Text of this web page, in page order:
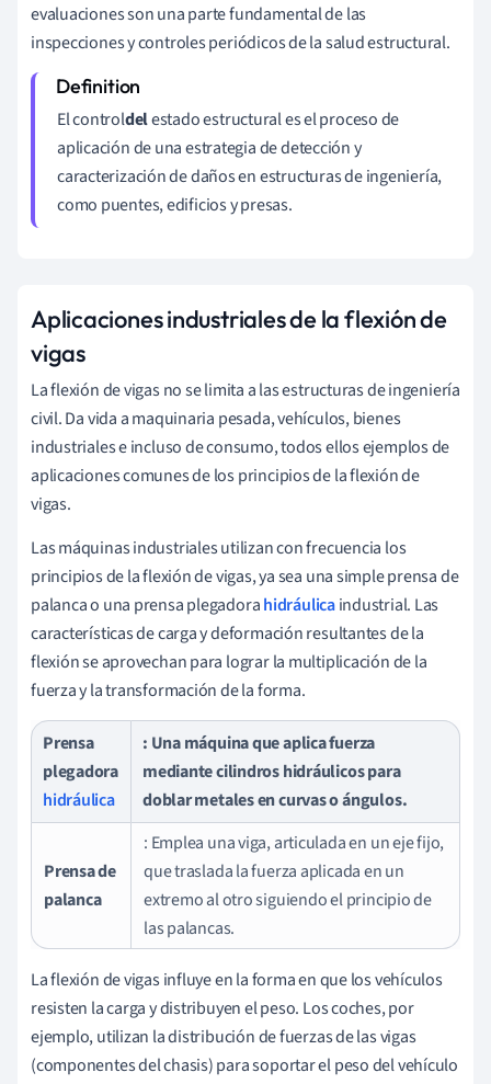
evaluaciones son una parte fundamental de las
inspecciones y controles periódicos de la salud estructural.
El controldelestado estructural es el proceso de
aplicación de una estrategia de detección y
caracterización de daños en estructuras de ingeniería,
como puentes, edificios y presas.
Aplicaciones industriales de la flexión de
vigas
La flexión de vigas no se limita a las estructuras de ingeniería
civil. Da vida a maquinaria pesada, vehículos, bienes
industriales e incluso de consumo, todos ellos ejemplos de
aplicaciones comunes de los principios de la flexión de
vigas.
Las máquinas industriales utilizan con frecuencia los
principios de la flexión de vigas, ya sea una simple prensa de
palanca o una prensa plegadorahidráulicaindustrial. Las
características de carga y deformación resultantes de la
flexión se aprovechan para lograr la multiplicación de la
fuerza y la transformación de la forma.
Prensa
plegadora
hidráulica
: Una máquina que aplica fuerza
mediante cilindros hidráulicos para
doblar metales en curvas o ángulos.
Prensa de
palanca
: Emplea una viga, articulada en un eje fijo,
que traslada la fuerza aplicada en un
extremo al otro siguiendo el principio de
las palancas.
La flexión de vigas influye en la forma en que los vehículos
resisten la carga y distribuyen el peso. Los coches, por
ejemplo, utilizan la distribución de fuerzas de las vigas
(componentes del chasis) para soportar el peso del vehículo